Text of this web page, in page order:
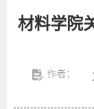
材料学院
作者：